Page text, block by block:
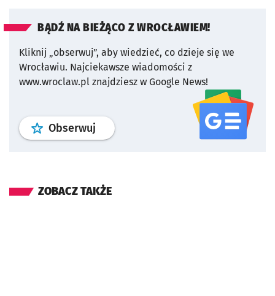
BĄDŹ NA BIEŻĄCO Z WROCŁAWIEM!
Kliknij „obserwuj”, aby wiedzieć, co dzieje się we
Wrocławiu. Najciekawsze wiadomości z
www.wroclaw.pl znajdziesz w Google News!
Obserwuj profil serwisu
ZOBACZ TAKŻE